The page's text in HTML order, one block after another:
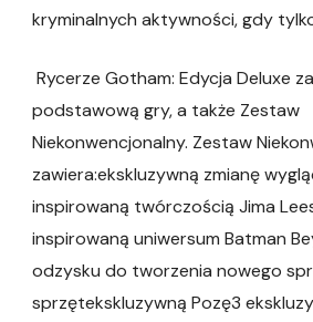
kryminalnych aktywności, gdy
Rycerze Gotham: Edycja Deluxe
podstawową gry, a także Zestaw
Niekonwencjonalny. Zestaw
zawiera:ekskluzywną zmianę
inspirowaną twórczością Jima
inspirowaną uniwersum Batman
odzysku do tworzenia nowego
sprzętekskluzywną Pozę3